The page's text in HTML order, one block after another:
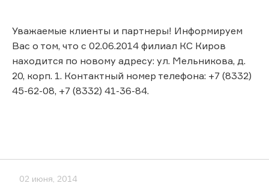
Уважаемые клиенты и партнеры! Информируем
Вас о том, что с 02.06.2014 филиал КС Киров
находится по новому адресу: ул. Мельникова, д.
20, корп. 1. Контактный номер телефона: +7 (8332)
45-62-08, +7 (8332) 41-36-84.
02 июня, 2014